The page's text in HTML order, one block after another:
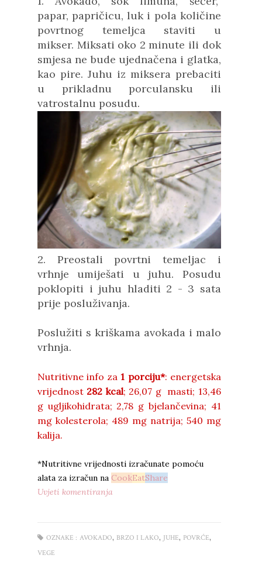
papar, papričicu, luk i pola količine
povrtnog temeljca staviti u
mikser. Miksati oko 2 minute ili dok
smjesa ne bude ujednačena i glatka,
kao pire. Juhu iz miksera prebaciti
u prikladnu porculansku ili
vatrostalnu posudu.
2. Preostali povrtni temeljac i
vrhnje umiješati u juhu. Posudu
poklopiti i juhu hladiti 2 - 3 sata
prije posluživanja.
Poslužiti s kriškama avokada i malo
vrhnja.
Nutritivne info za1 porciju*: energetska
vrijednost 282 kcal; 26,07 g masti; 13,46
g ugljikohidrata; 2,78 g bjelančevina; 41
mg kolesterola; 489 mg natrija; 540 mg
kalija.
*Nutritivne vrijednosti izračunate pomoću
alata za izračun na CookEatShare
Uvjeti komentiranja
OZNAKE : AVOKADO, BRZO I LAKO, JUHE, POVRĆE,
VEGE